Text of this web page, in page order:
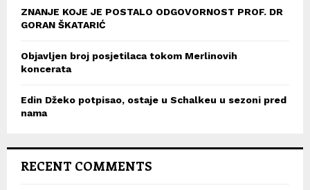
ZNANJE KOJE JE POSTALO ODGOVORNOST PROF. DR
GORAN ŠKATARIĆ
Objavljen broj posjetilaca tokom Merlinovih
koncerata
Edin Džeko potpisao, ostaje u Schalkeu u sezoni pred
nama
RECENT COMMENTS